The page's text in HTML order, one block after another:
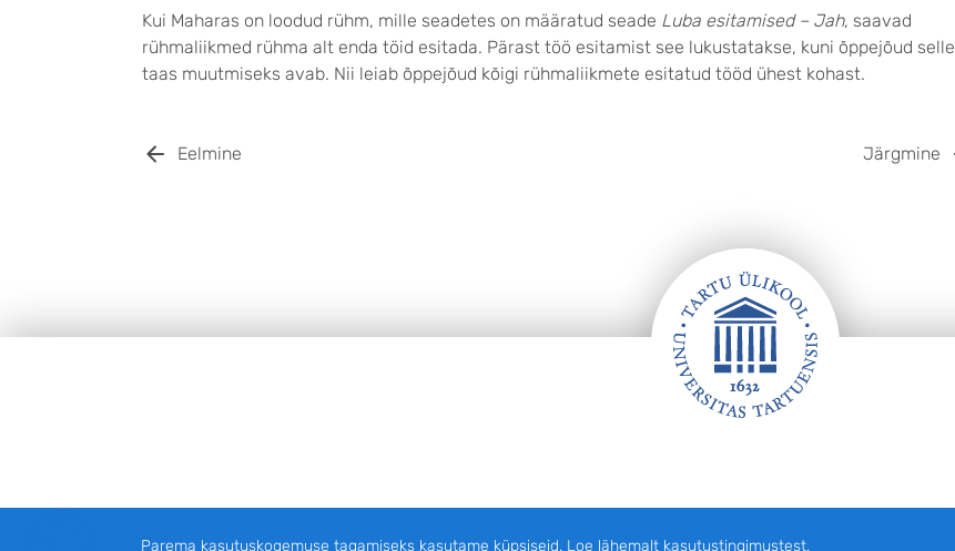
Kui Maharas on loodud rühm, mille seadetes on määratud seade Luba esitamised – Jah, saavad
rühmaliikmed rühma alt enda töid esitada. Pärast töö esitamist see lukustatakse, kuni õppejõud selle
taas muutmiseks avab. Nii leiab õppejõud kõigi rühmaliikmete esitatud tööd ühest kohast.
Eelmine Järgmine
Parema kasutuskogemuse tagamiseks kasutame küpsiseid. Loe lähemalt kasutustingimustest.